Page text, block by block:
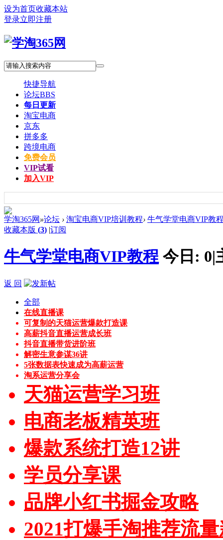
设为首页收藏本站
登录立即注册
快捷导航
论坛BBS
每日更新
淘宝电商
京东
拼多多
跨境电商
免费会员
VIP试看
加入VIP
学淘365网 »论坛 › 淘宝电商VIP培训教程› 牛气学堂电商VIP教
收藏本版 (3) |订阅
牛气学堂电商VIP教程 今日: 0|
返 回
全部
在线直播课
可复制的天猫运营爆款打造课
高薪抖音直播运营成长班
抖音直播带货进阶班
解密生意参谋36讲
5张数据表快速成为高薪运营
淘系运营分享会
天猫运营学习班
电商老板精英班
爆款系统打造12讲
学员分享课
品牌小红书掘金攻略
2021打爆手淘推荐流